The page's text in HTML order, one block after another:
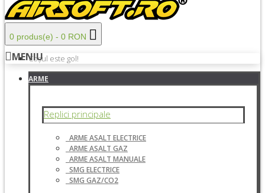
0 produs(e) - 0 RON
Coșul este gol!
MENIU
ARME
Replici principale
ARME ASALT ELECTRICE
ARME ASALT GAZ
ARME ASALT MANUALE
SMG ELECTRICE
SMG GAZ/CO2